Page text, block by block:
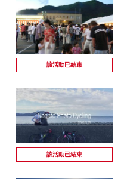
該活動已結束
該活動已結束